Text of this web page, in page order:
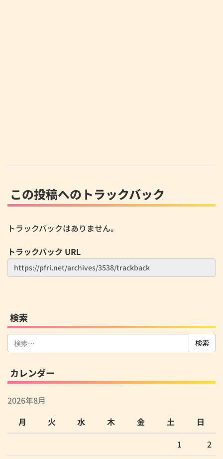
この投稿へのトラックバック
トラックバックはありません。
トラックバック URL
検索
検
索:
カレンダー
2026年8月
月
火 水 木 金 土
日
1
2